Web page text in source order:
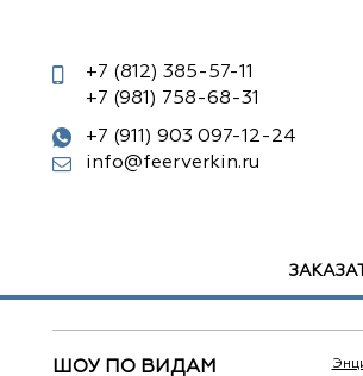
+7 (812) 385-57-11
+7 (981) 758-68-31
+7 (911) 903 097-12-24
info@feerverkin.ru
ШОУ ПО ВИДАМ